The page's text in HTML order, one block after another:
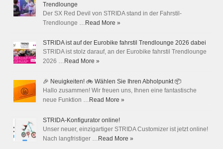
Trendlounge
Der SX Red Devil von STRIDA stand in der Fahrstil-
Trendlounge … Read More »
STRIDA ist auf der Eurobike fahrstil Trendlounge 2026 dabei
STRIDA ist stolz darauf, an der Eurobike fahrstil Trendlounge
2026 … Read More »
🎉 Neuigkeiten! 🚲 Wählen Sie Ihren Abholpunkt 📦
Hallo zusammen! Wir freuen uns, Ihnen eine fantastische
neue Funktion … Read More »
STRIDA-Konfigurator online!
Unser neuer, einzigartiger STRIDA Customizer ist jetzt online!
Nach langfristiger … Read More »